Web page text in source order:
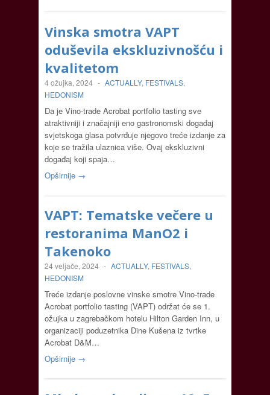
Vinska smotra VAPT
oduševila ekskluzivnošću i
kvalitetom
4 ožujka, 2024 - ACTUALLY, FESTIVALS,
HEDONISM
Da je Vino-trade Acrobat portfolio tasting sve
atraktivniji i značajniji eno gastronomski događaj
svjetskoga glasa potvrđuje njegovo treće izdanje za
koje se tražila ulaznica više. Ovaj ekskluzivni
događaj koji spaja…
Opširnije →
VAPT: Tematske večere u
restoranima ManO2 i
Takenoko
24 veljače, 2024 - ACTUALLY, FESTIVALS,
HEDONISM
Treće izdanje poslovne vinske smotre Vino-trade
Acrobat portfolio tasting (VAPT) održat će se 1.
ožujka u zagrebačkom hotelu Hilton Garden Inn, u
organizaciji poduzetnika Dine Kušena iz tvrtke
Acrobat D&M…
Opširnije →